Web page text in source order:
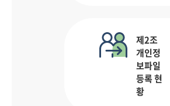
제2조
개인정
보파일
등록 현
황